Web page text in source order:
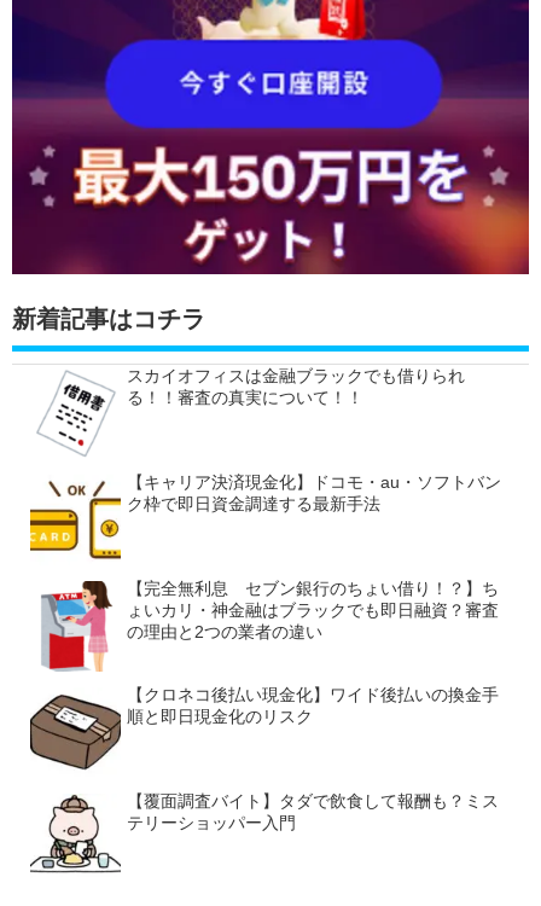
新着記事はコチラ
スカイオフィスは金融ブラックでも借りられ
る！！審査の真実について！！
【キャリア決済現金化】ドコモ・au・ソフトバン
ク枠で即日資金調達する最新手法
【完全無利息 セブン銀行のちょい借り！？】ち
ょいカリ・神金融はブラックでも即日融資？審査
の理由と2つの業者の違い
【クロネコ後払い現金化】ワイド後払いの換金手
順と即日現金化のリスク
【覆面調査バイト】タダで飲食して報酬も？ミス
テリーショッパー入門